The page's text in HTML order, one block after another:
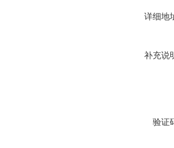
详细地
补充说
验证